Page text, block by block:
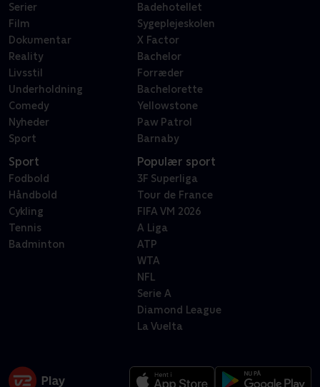
Serier
Film
Dokumentar
Reality
Livsstil
Underholdning
Comedy
Nyheder
Sport
Badehotellet
Sygeplejeskolen
X Factor
Bachelor
Forræder
Bachelorette
Yellowstone
Paw Patrol
Barnaby
Sport
Fodbold
Håndbold
Cykling
Tennis
Badminton
Populær sport
3F Superliga
Tour de France
FIFA VM 2026
A Liga
ATP
WTA
NFL
Serie A
Diamond League
La Vuelta